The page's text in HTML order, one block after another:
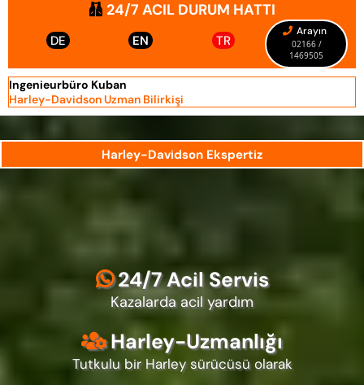
24/7 ACIL DURUM HATTI
DE EN TR
Arayın
02166 /
1469505
Ingenieurbüro Kuban
Harley-Davidson Uzman Bilirkişi
Harley-Davidson Ekspertiz
24/7 Acil Servis
Kazalarda acil yardım
Harley-Uzmanlığı
Tutkulu bir Harley sürücüsü olarak